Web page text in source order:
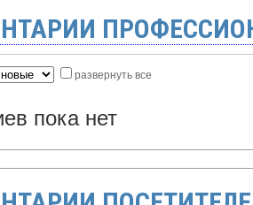
развернуть все
пока нет